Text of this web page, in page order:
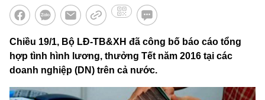
Chiều 19/1, Bộ LĐ-TB&XH đã công bố báo cáo tổng
hợp tình hình lương, thưởng Tết năm 2016 tại các
doanh nghiệp (DN) trên cả nước.